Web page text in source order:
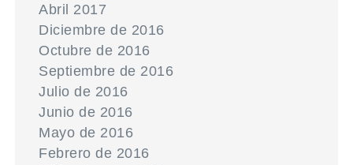
Abril 2017
Diciembre de 2016
Octubre de 2016
Septiembre de 2016
Julio de 2016
Junio de 2016
Mayo de 2016
Febrero de 2016